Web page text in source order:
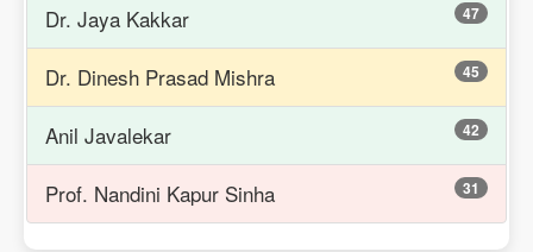
Dr. Jaya Kakkar 47
Dr. Dinesh Prasad Mishra 45
Anil Javalekar 42
Prof. Nandini Kapur Sinha 31